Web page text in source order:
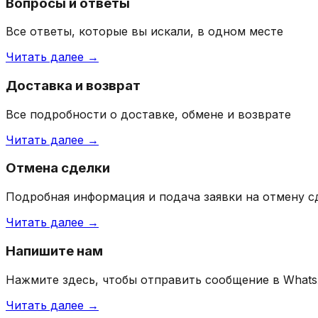
Все ответы, которые вы искали, в одном месте
Читать далее →
Доставка и возврат
Все подробности о доставке, обмене и возврате
Читать далее →
Отмена сделки
Подробная информация и подача заявки на отмену
Читать далее →
Напишите нам
Нажмите здесь, чтобы отправить сообщение в
Читать далее →